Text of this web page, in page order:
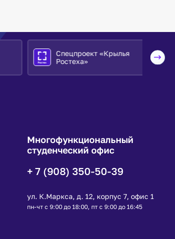
Спецпроект «Крылья
Ростеха»
Многофункциональный
студенческий офис
+ 7 (908) 350-50-39
ул. К.Маркса, д. 12, корпус 7, офис 1
пн-чт с 9:00 до 18:00, пт с 9:00 до 16:45